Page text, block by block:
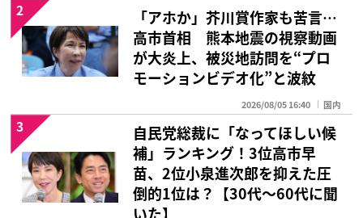
「アホか」芥川賞作家も苦言…
高市首相 熊本地震の視察動画
が大炎上、被災地訪問を“プロ
モーションビデオ化”と波紋
2026/08/05 16:40 国内
2
自民党総裁に「なってほしい候
補」ランキング！3位高市早
苗、2位小泉進次郎を抑えた圧
倒的1位は？【30代〜60代に聞
いた】
3